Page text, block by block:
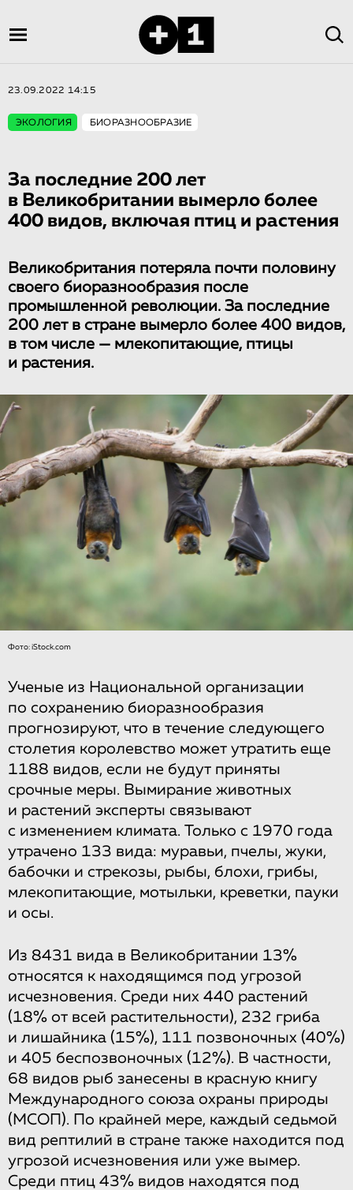
23.09.2022 14:15
ЭКОЛОГИЯ БИОРАЗНООБРАЗИЕ
За последние 200 лет
в Великобритании вымерло более
400 видов, включая птиц и растения
Великобритания потеряла почти половину
своего биоразнообразия после
промышленной революции. За последние
200 лет в стране вымерло более 400 видов,
в том числе — млекопитающие, птицы
и растения.
Фото: iStock.com
Ученые из Национальной организации
по сохранению биоразнообразия
прогнозируют, что в течение следующего
столетия королевство может утратить еще
1188 видов, если не будут приняты
срочные меры. Вымирание животных
и растений эксперты связывают
с изменением климата. Только с 1970 года
утрачено 133 вида: муравьи, пчелы, жуки,
бабочки и стрекозы, рыбы, блохи, грибы,
млекопитающие, мотыльки, креветки, пауки
и осы.
Из 8431 вида в Великобритании 13%
относятся к находящимся под угрозой
исчезновения. Среди них 440 растений
(18% от всей растительности), 232 гриба
и лишайника (15%), 111 позвоночных (40%)
и 405 беспозвоночных (12%). В частности,
68 видов рыб занесены в красную книгу
Международного союза охраны природы
(МСОП). По крайней мере, каждый седьмой
вид рептилий в стране также находится под
угрозой исчезновения или уже вымер.
Среди птиц 43% видов находятся под